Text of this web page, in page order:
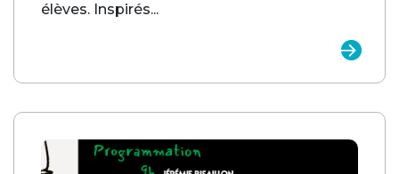
élèves. Inspirés...